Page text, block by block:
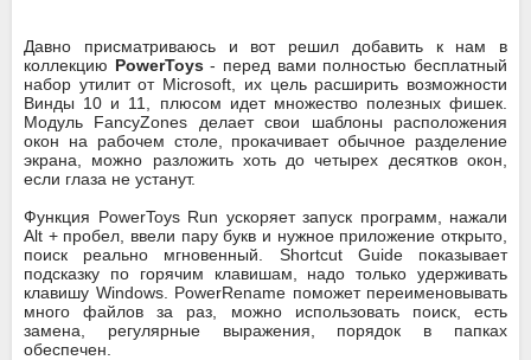
Давно присматриваюсь и вот решил добавить к нам в
коллекцию PowerToys- перед вами полностью бесплатный
набор утилит от Microsoft, их цель расширить возможности
Винды 10 и 11, плюсом идет множество полезных фишек.
Модуль FancyZones делает свои шаблоны расположения
окон на рабочем столе, прокачивает обычное разделение
экрана, можно разложить хоть до четырех десятков окон,
если глаза не устанут.
Функция PowerToys Run ускоряет запуск программ, нажали
Alt + пробел, ввели пару букв и нужное приложение открыто,
поиск реально мгновенный. Shortcut Guide показывает
подсказку по горячим клавишам, надо только удерживать
клавишу Windows. PowerRename поможет переименовывать
много файлов за раз, можно использовать поиск, есть
замена, регулярные выражения, порядок в папках
обеспечен.